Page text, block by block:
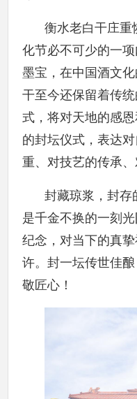
衡水老白干庄重
化节必不可少的一
墨宝，在中国酒文
干至今还保留着传
式，将对天地的感
的封坛仪式，表达
重、对技艺的传承、
封藏琼浆，封存
是千金不换的一刻
纪念，对当下的真
许。封一坛传世佳
敬匠心！